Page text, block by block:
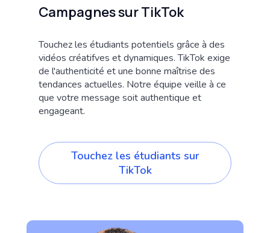
Campagnes sur TikTok
Touchez les étudiants potentiels grâce à des
vidéos créatifves et dynamiques. TikTok exige
de l'authenticité et une bonne maîtrise des
tendances actuelles. Notre équipe veille à ce
que votre message soit authentique et
engageant.
Touchez les étudiants sur
TikTok